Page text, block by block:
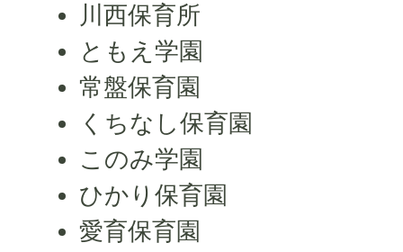
川西保育所
ともえ学園
常盤保育園
くちなし保育園
このみ学園
ひかり保育園
愛育保育園